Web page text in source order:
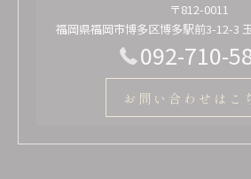
〒812-0011
福岡県福岡市博多区博多駅前3-12-3
092-710-
お問い合わせはこ